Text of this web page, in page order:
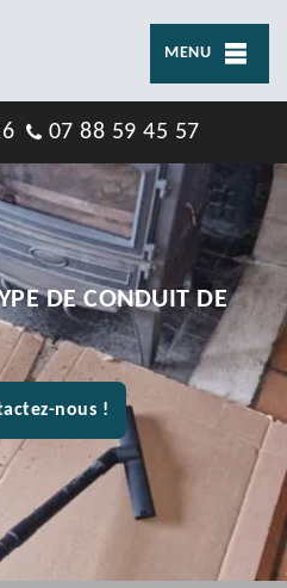
MENU
07 88 59 45 57
DE CONDUIT DE
nous !